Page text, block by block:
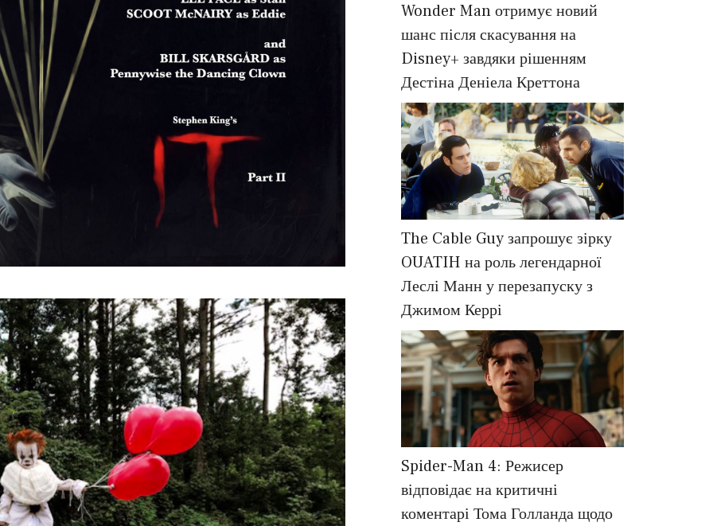
Wonder Man отримує новий
шанс після скасування на
Disney+ завдяки рішенням
Дестіна Деніела Креттона
The Cable Guy запрошує зірку
OUATIH на роль легендарної
Леслі Манн у перезапуску з
Джимом Керрі
Spider-Man 4: Режисер
відповідає на критичні
коментарі Тома Голланда щодо